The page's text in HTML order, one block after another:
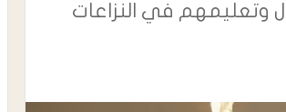
وتعليمهم في النزاعات
أغسطس 8, 2026